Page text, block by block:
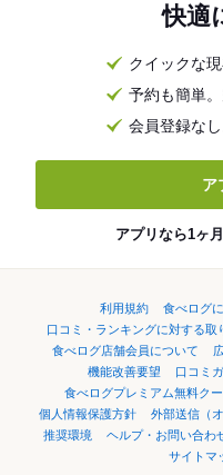
快適
クイックな
予約も簡単
会員登録な
ア
アプリなら1ヶ
利用規約 食べログ
口コミ・ランキングに対する取
食べログ店舗会員について
機能改善要望
口コミ
食べログプレミアム無料ク
個人情報保護方針
外部送信（
推奨環境
ヘルプ・お問い合わ
サイトマ